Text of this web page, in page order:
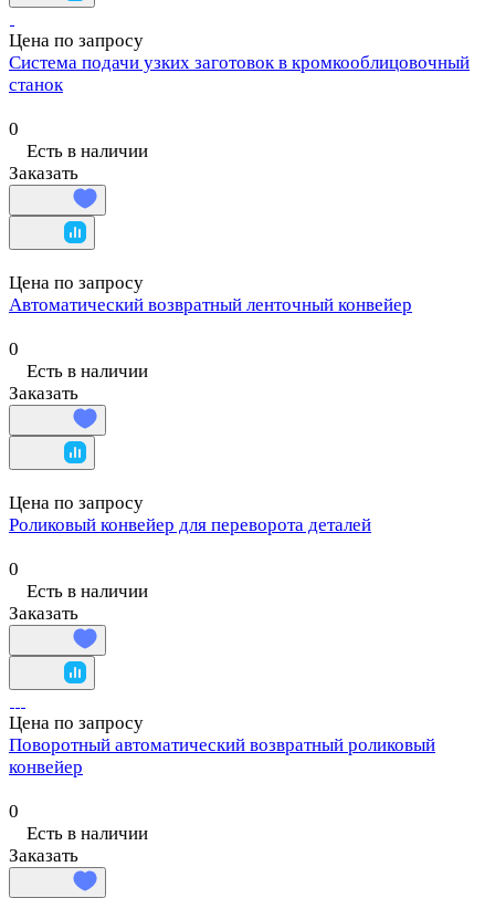
Цена по запросу
Система подачи узких заготовок в кромкооблицовочный
станок
0
Есть в наличии
Заказать
Цена по запросу
Автоматический возвратный ленточный конвейер
0
Есть в наличии
Заказать
Цена по запросу
Роликовый конвейер для переворота деталей
0
Есть в наличии
Заказать
Цена по запросу
Поворотный автоматический возвратный роликовый
конвейер
0
Есть в наличии
Заказать